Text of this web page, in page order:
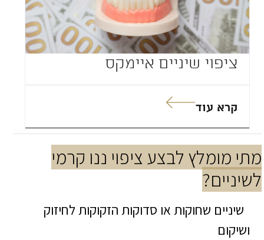
ציפוי שיניים איימקס
קרא עוד
מתי מומלץ לבצע ציפוי ננו קרמי
לשיניים?
שיניים שחוקות או סדוקות הזקוקות לחיזוק
ושיקום